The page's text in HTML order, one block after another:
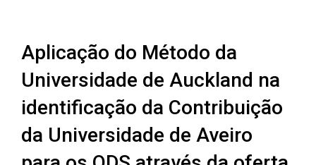
Aplicação do Método da
Universidade de Auckland na
identificação da Contribuição
da Universidade de Aveiro